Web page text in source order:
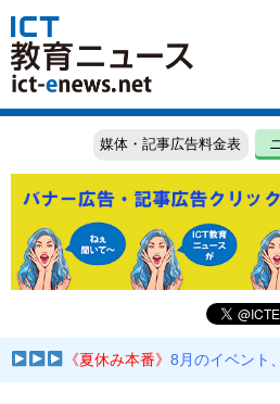
媒体・記事広告料金表
《夏休み本番》8月のイベント